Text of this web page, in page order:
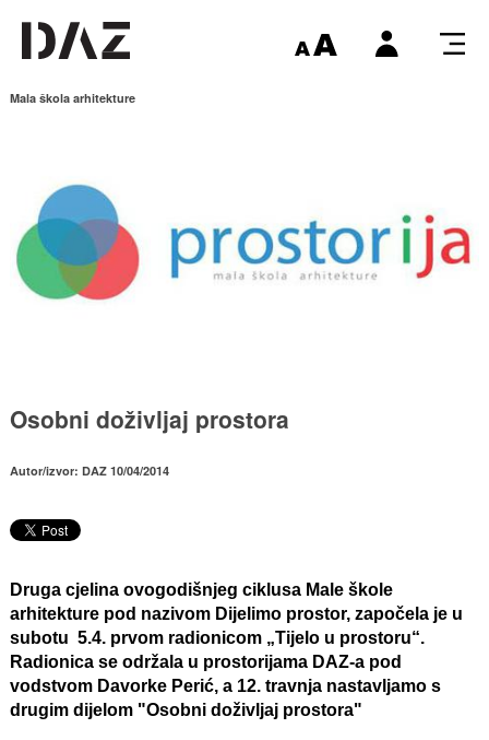
Mala škola arhitekture
Osobni doživljaj prostora
Autor/izvor: DAZ 10/04/2014
Druga cjelina ovogodišnjeg ciklusa Male škole
arhitekture pod nazivom Dijelimo prostor, započela je u
subotu 5.4. prvom radionicom „Tijelo u prostoru“.
Radionica se održala u prostorijama DAZ-a pod
vodstvom Davorke Perić, a 12. travnja nastavljamo s
drugim dijelom "Osobni doživljaj prostora"